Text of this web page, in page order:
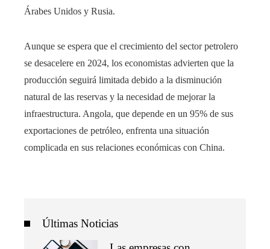
Árabes Unidos y Rusia.
Aunque se espera que el crecimiento del sector petrolero
se desacelere en 2024, los economistas advierten que la
producción seguirá limitada debido a la disminución
natural de las reservas y la necesidad de mejorar la
infraestructura. Angola, que depende en un 95% de sus
exportaciones de petróleo, enfrenta una situación
complicada en sus relaciones económicas con China.
Últimas Noticias